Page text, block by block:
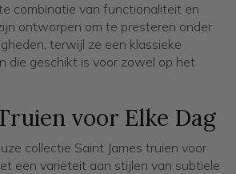
combinatie van functionaliteit en
ontworpen om te presteren onder
terwijl ze een klassieke
die geschikt is voor zowel op het
voor Elke Dag
collectie Saint James truien voor
een variëteit aan stijlen van subtiele